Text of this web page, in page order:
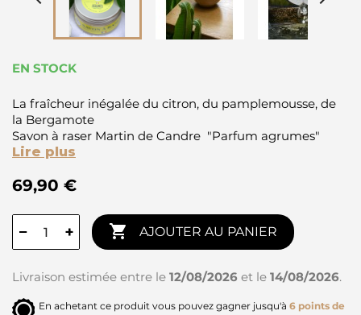
EN STOCK
La fraîcheur inégalée du citron, du pamplemousse, de
la Bergamote
Savon à raser Martin de Candre "Parfum agrumes"
Lire plus
69,90 €
− +  AJOUTER AU PANIER
Livraison estimée entre le 12/08/2026 et le 14/08/2026.
En achetant ce produit vous pouvez gagner jusqu'à 6 points de